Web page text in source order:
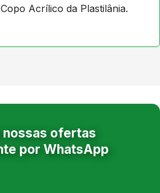
Acrílico da Plastilânia.
nossas ofertas
por WhatsApp